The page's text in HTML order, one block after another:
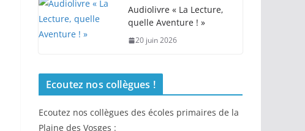
Audiolivre « La Lecture,
quelle Aventure ! »
20 juin 2026
Ecoutez nos collègues !
Ecoutez nos collègues des écoles primaires de la
Plaine des Vosges :